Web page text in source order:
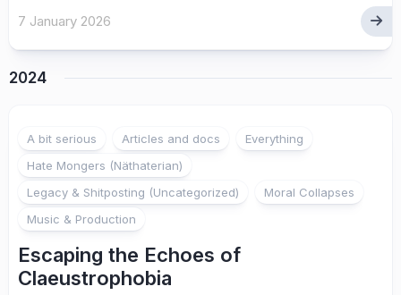
7 January 2026
2024
A bit serious Articles and docs
Everything
Hate Mongers (Näthaterian)
Legacy & Shitposting (Uncategorized)
Moral Collapses
Music & Production
Escaping the Echoes of
Claeustrophobia